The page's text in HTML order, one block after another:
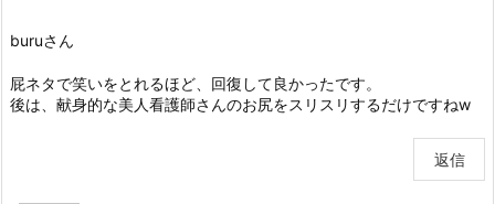
buruさん
屁ネタで笑いをとれるほど、回復して良かったです。
後は、献身的な美人看護師さんのお尻をスリスリするだけですねw
返信